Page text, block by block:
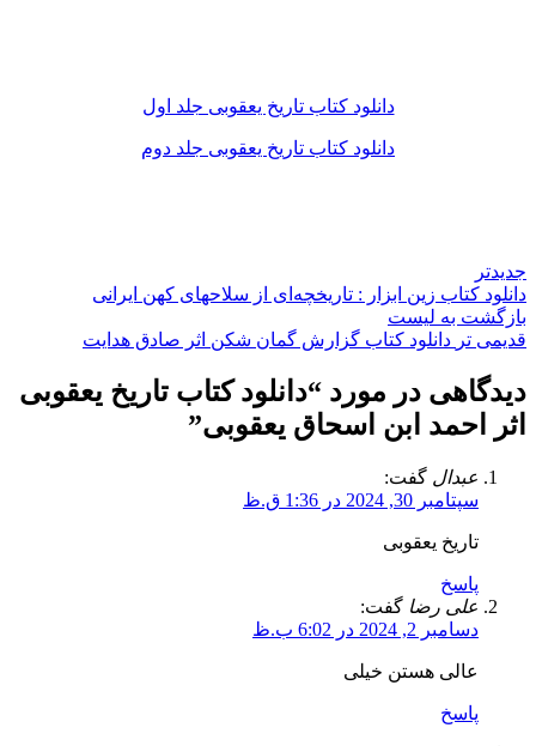
دانلود کتاب تاریخ یعقوبی جلد اول
دانلود کتاب تاریخ یعقوبی جلد دوم
جدیدتر
دانلود کتاب زین ابزار : تاریخچه‌ای از سلاحهای کهن ایرانی
بازگشت به لیست
قدیمی تر دانلود کتاب گزارش گمان شکن اثر صادق هدایت
دیدگاهی در مورد “دانلود کتاب تاریخ یعقوبی
اثر احمد ابن اسحاق یعقوبی”
عبدال گفت:
سپتامبر 30, 2024 در 1:36 ق.ظ
تاریخ یعقوبی
پاسخ
علی رضا گفت:
دسامبر 2, 2024 در 6:02 ب.ظ
عالی هستن خیلی
پاسخ